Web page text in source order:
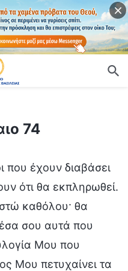
74
που έχουν διαβάσει
ότι θα εκπληρωθεί.
καθόλου· θα
σου αυτά που
Μου που
Μου πετυχαίνει τα